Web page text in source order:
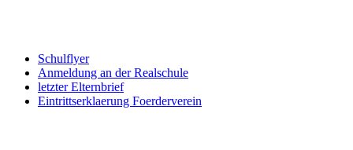
Schulflyer
Anmeldung an der Realschule
letzter Elternbrief
Eintrittserklaerung Foerderverein